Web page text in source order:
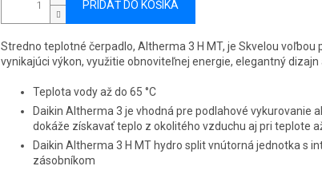
PRIDAŤ DO KOŠÍKA
Stredno teplotné čerpadlo, Altherma 3 H MT, je Skvelou voľbou
vynikajúci výkon, využitie obnoviteľnej energie, elegantný
Teplota vody až do 65 °C
Daikin Altherma 3 je vhodná pre podlahové vykurovanie
dokáže získavať teplo z okolitého vzduchu aj pri teplote
Daikin Altherma 3 H MT hydro split vnútorná jednotka s
zásobníkom